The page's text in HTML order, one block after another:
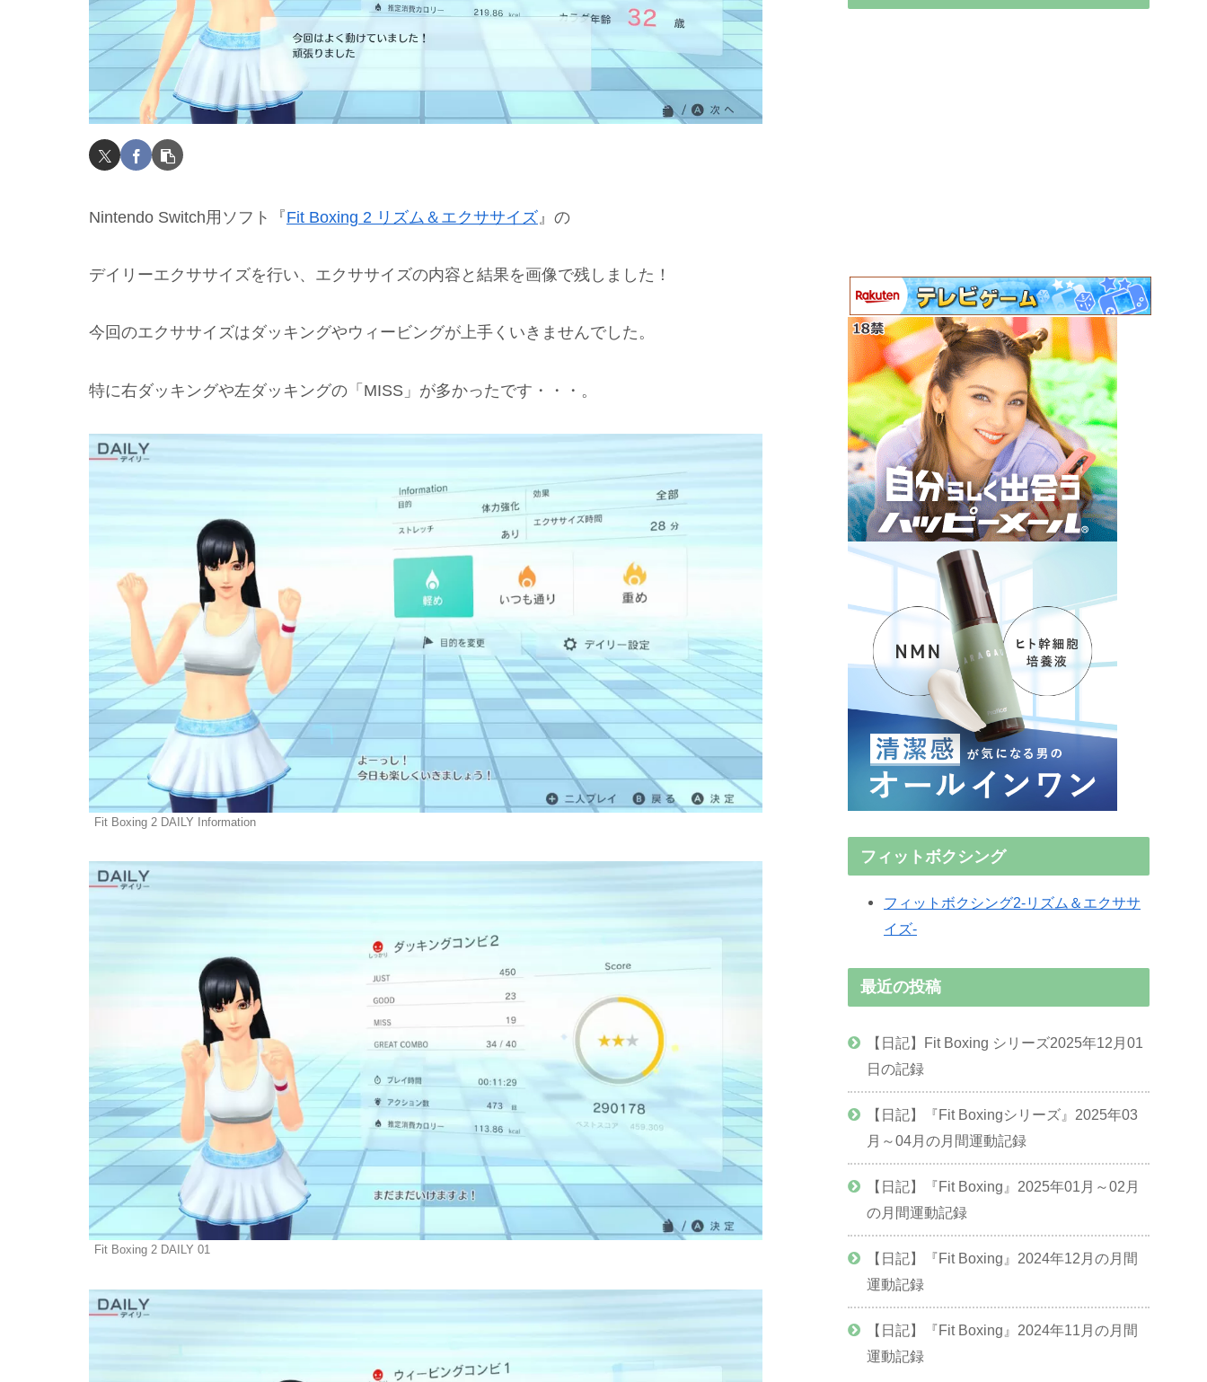
Nintendo Switch用ソフト『Fit Boxing 2 リズム＆エクササイズ 』の
デイリーエクササイズを行い、エクササイズの内容と結果を画像で残しました！
今回のエクササイズはダッキングやウィービングが上手くいきませんでした。
特に右ダッキングや左ダッキングの「MISS」が多かったです・・・。
Fit Boxing 2 DAILY Information
Fit Boxing 2 DAILY 01
フィットボクシング
フィットボクシング2-リズム＆エクササ
イズ-
最近の投稿
【日記】Fit Boxing シリーズ2025年12月01
日の記録
【日記】『Fit Boxingシリーズ』2025年03
月～04月の月間運動記録
【日記】『Fit Boxing』2025年01月～02月
の月間運動記録
【日記】『Fit Boxing』2024年12月の月間
運動記録
【日記】『Fit Boxing』2024年11月の月間
運動記録